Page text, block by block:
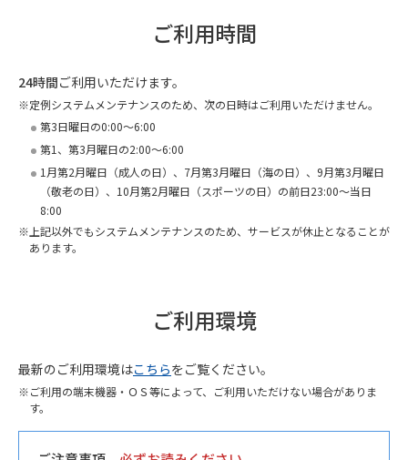
ご利用時間
24時間ご利用いただけます。
定例システムメンテナンスのため、次の日時はご利用いただけません。
第3日曜日の0:00～6:00
第1、第3月曜日の2:00～6:00
1月第2月曜日（成人の日）、7月第3月曜日（海の日）、9月第3月曜日
（敬老の日）、10月第2月曜日（スポーツの日）の前日23:00～当日
8:00
上記以外でもシステムメンテナンスのため、サービスが休止となることが
あります。
ご利用環境
最新のご利用環境はこちらをご覧ください。
ご利用の端末機器・ＯＳ等によって、ご利用いただけない場合がありま
す。